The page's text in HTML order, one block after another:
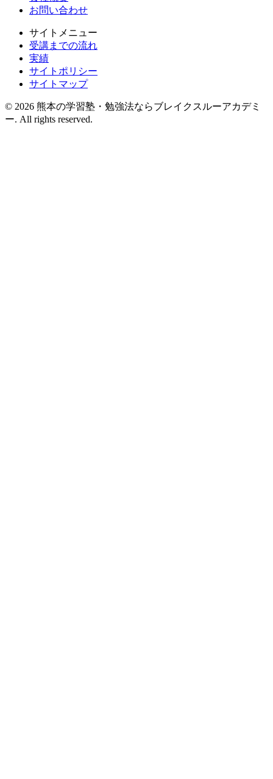
お問い合わせ
サイトメニュー
受講までの流れ
実績
サイトポリシー
サイトマップ
© 2026 熊本の学習塾・勉強法ならブレイクスルーアカデミ
ー. All rights reserved.